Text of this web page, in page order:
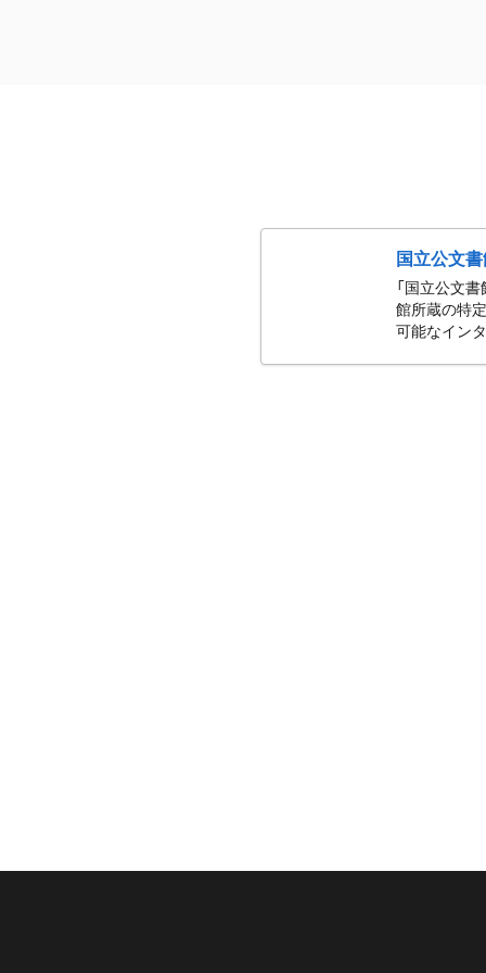
国立公文
「国立公文書
館所蔵の特
可能なイン